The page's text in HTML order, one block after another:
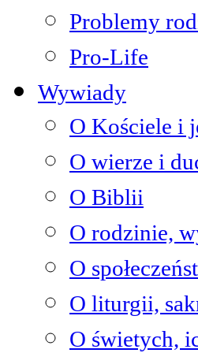
Problemy
Pro-Life
Wywiady
O Kościele i
O wierze i
O Biblii
O rodzinie,
O
O liturgii,
O świetych,